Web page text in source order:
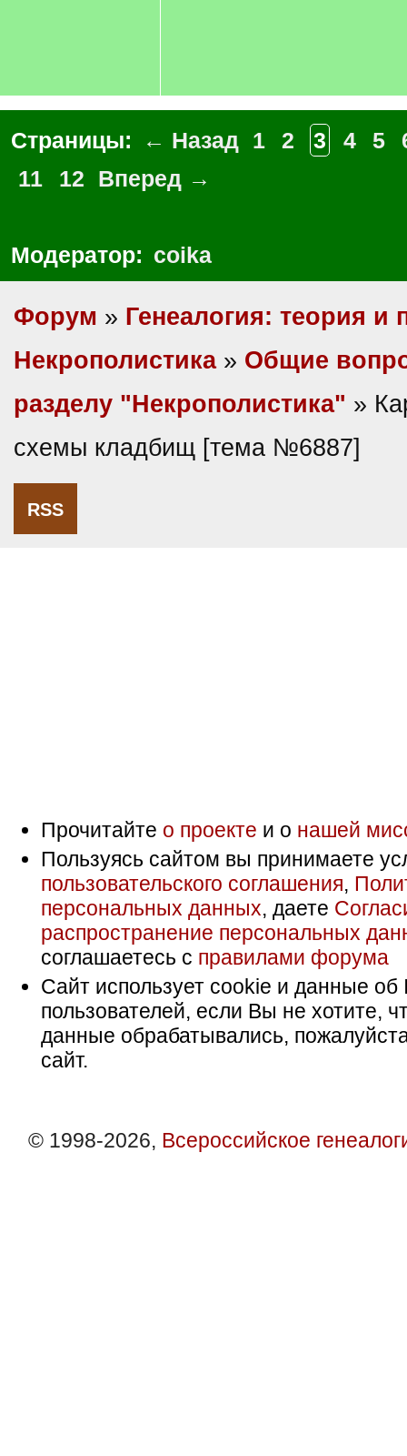
Страницы: ← Назад 1 2 3 4 5
11
12 Вперед →
Модератор: coika
Форум » Генеалогия: теория и
Некрополистика» Общие
разделу "Некрополистика" »
схемы кладбищ [тема №6887]
RSS
Прочитайте о проекте и о нашей
Пользуясь сайтом вы принимаете
пользовательского соглашения,
персональных данных, даете
распространение персональных
соглашаетесь с правилами форума
Сайт использует cookie и данные об
пользователей, если Вы не хотите,
данные обрабатывались,
сайт.
© 1998-2026, Всероссийское